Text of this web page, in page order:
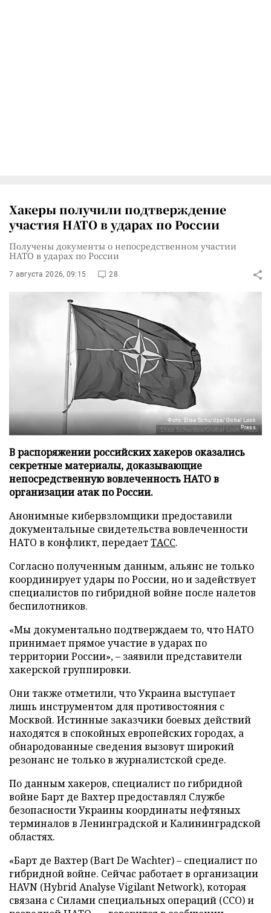
Хакеры получили подтверждение
участия НАТО в ударах по России
Получены документы о непосредственном участии
НАТО в ударах по России
7 августа 2026, 09:15 28
Фото: Elisa Schu/dpa/Global Look
Press
В распоряжении российских хакеров оказались
секретные материалы, доказывающие
непосредственную вовлеченность НАТО в
организации атак по России.
Анонимные кибервзломщики предоставили
документальные свидетельства вовлеченности
НАТО в конфликт, передаетТАСС.
Согласно полученным данным, альянс не только
координирует удары по России, но и задействует
специалистов по гибридной войне после налетов
беспилотников.
«Мы документально подтверждаем то, что НАТО
принимает прямое участие в ударах по
территории России», – заявили представители
хакерской группировки.
Они также отметили, что Украина выступает
лишь инструментом для противостояния с
Москвой. Истинные заказчики боевых действий
находятся в спокойных европейских городах, а
обнародованные сведения вызовут широкий
резонанс не только в журналистской среде.
По данным хакеров, специалист по гибридной
войне Барт де Вахтер предоставлял Службе
безопасности Украины координаты нефтяных
терминалов в Ленинградской и Калининградской
областях.
«Барт де Вахтер (Bart De Wachter) – специалист по
гибридной войне. Сейчас работает в организации
HAVN (Hybrid Analyse Vigilant Network), которая
связана с Силами специальных операций (ССО) и